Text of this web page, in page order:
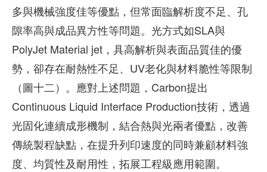
多與機械強度佳等優點，但常面臨解析度不足、孔
隙率高與成品異方性等問題。光方式如SLA與
PolyJet Material jet，具高解析與表面品質佳的優
勢，卻存在耐熱性不足、UV老化與材料脆性等限制
（圖十二）。應對上述問題，Carbon提出
Continuous Liquid Interface Production技術，透過
光固化連續成形機制，結合熱與光兩者優點，改善
傳統製程缺點，在提升列印速度的同時兼顧材料強
度、均質性及耐用性，拓展工程級應用範圍。